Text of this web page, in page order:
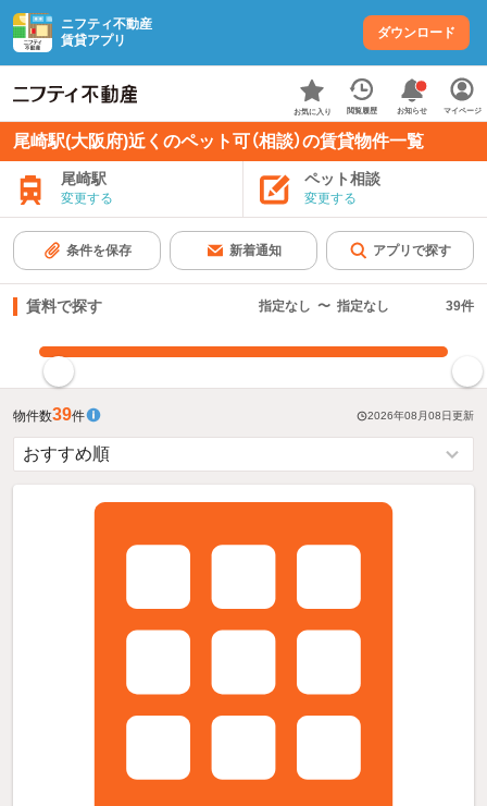
ニフティ不動産
賃貸アプリ
ダウンロード
お気に入り 閲覧履歴 お知らせ マイページ
尾崎駅(大阪府)近くのペット可（相談）の賃貸物件一覧
尾崎駅
変更する
ペット相談
変更する
条件を保存 新着通知 アプリで探す
賃料で探す 指定なし 〜 指定なし 39件
物件数39件 2026年08月08日更新